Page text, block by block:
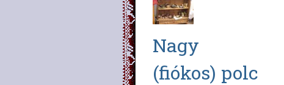
Nagy
(fiókos) polc